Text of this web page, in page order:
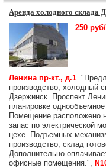
Аренда холодного склада
250
Ленина пр-кт., д.1.
производство, холодный
Дзержинск. Проспект
планировке
Помещение расположено
запас по электрической
цехе. Подъемных
производство, склад
Дополнительно
офисные помещения.",